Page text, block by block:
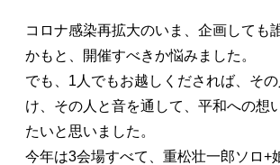
コロナ感染再拡大のいま、企画しても
かもと、開催すべきか悩みました。
でも、1人でもお越しくだされば、そ
け、その人と音を通して、平和への想
たいと思いました。
今年は3会場すべて、重松壮一郎ソロ+